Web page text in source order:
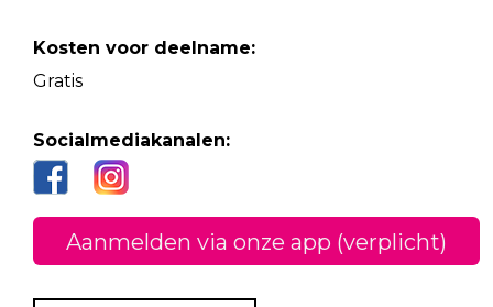
Kosten voor deelname:
Gratis
Socialmediakanalen:
Aanmelden via onze app (verplicht)